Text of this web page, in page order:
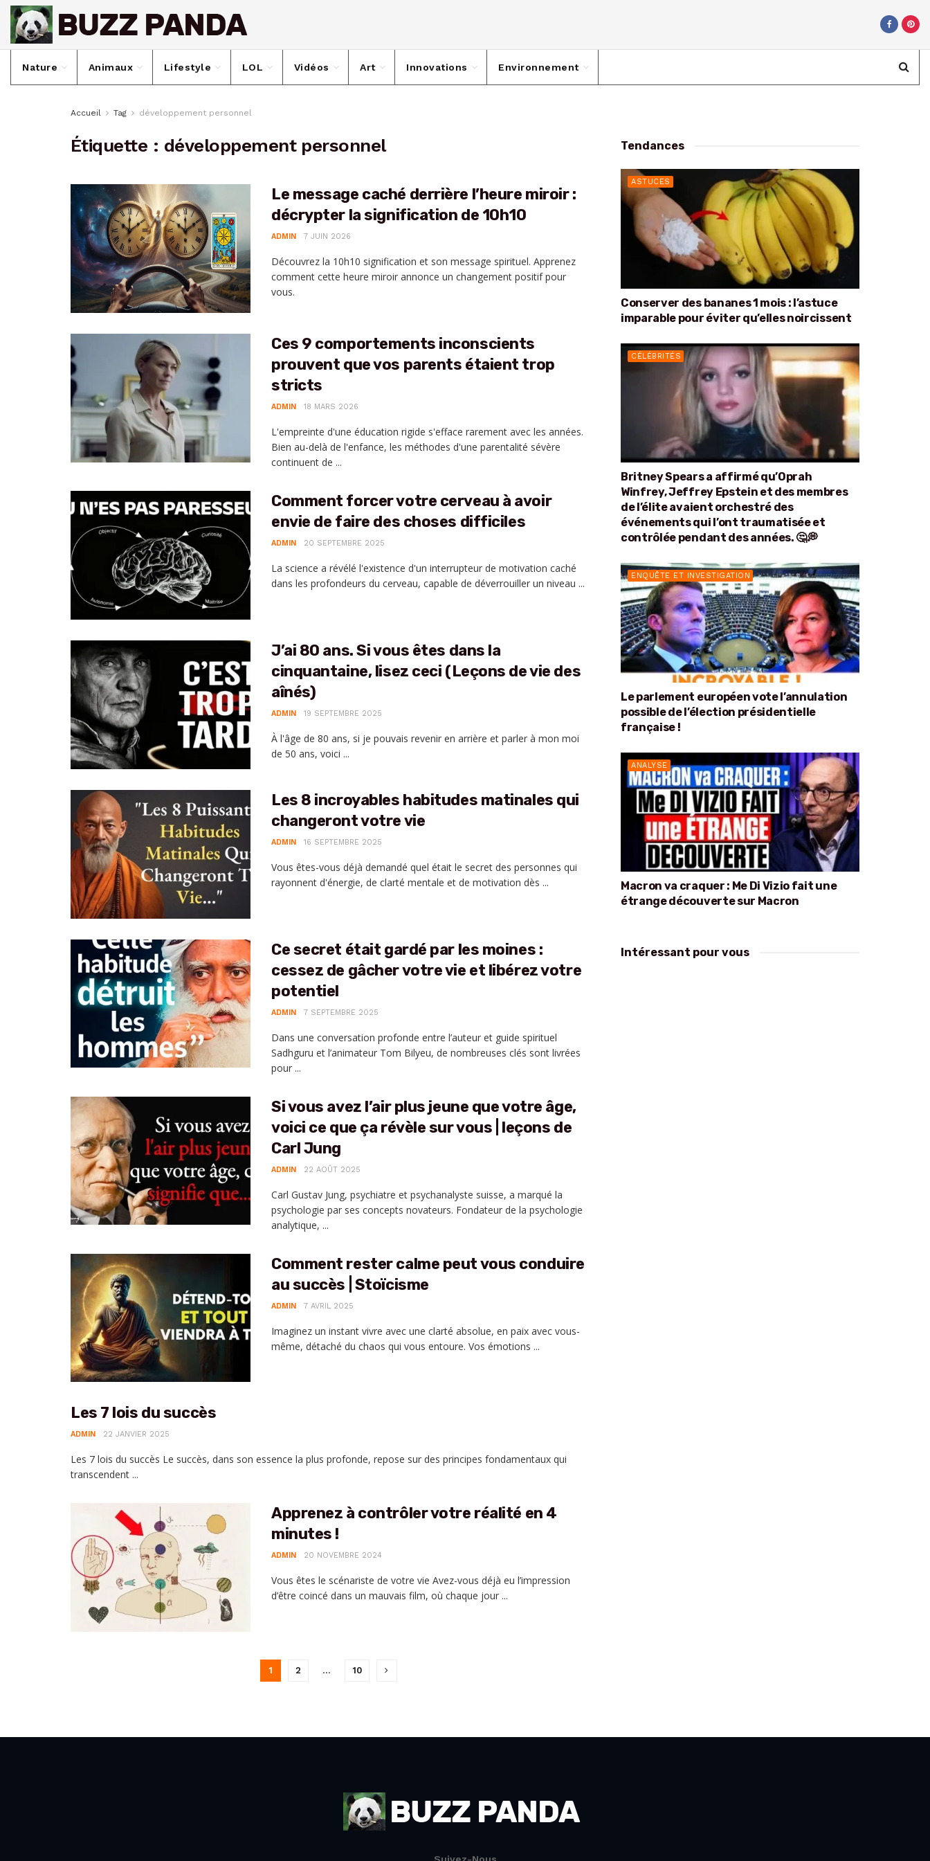
Nature Animaux Lifestyle LOL Vidéos Art Innovations Environnement
Accueil Tag développement personnel
Étiquette : développement personnel
Le message caché derrière l’heure miroir :
décrypter la signification de 10h10
ADMIN 7 JUIN 2026
Découvrez la 10h10 signification et son message spirituel. Apprenez
comment cette heure miroir annonce un changement positif pour
vous.
Ces 9 comportements inconscients
prouvent que vos parents étaient trop
stricts
ADMIN 18 MARS 2026
L'empreinte d'une éducation rigide s'efface rarement avec les années.
Bien au-delà de l'enfance, les méthodes d'une parentalité sévère
continuent de ...
Comment forcer votre cerveau à avoir
envie de faire des choses difficiles
ADMIN 20 SEPTEMBRE 2025
La science a révélé l'existence d'un interrupteur de motivation caché
dans les profondeurs du cerveau, capable de déverrouiller un niveau ...
J’ai 80 ans. Si vous êtes dans la
cinquantaine, lisez ceci (Leçons de vie des
aînés)
ADMIN 19 SEPTEMBRE 2025
À l'âge de 80 ans, si je pouvais revenir en arrière et parler à mon moi
de 50 ans, voici ...
Les 8 incroyables habitudes matinales qui
changeront votre vie
ADMIN 16 SEPTEMBRE 2025
Vous êtes-vous déjà demandé quel était le secret des personnes qui
rayonnent d'énergie, de clarté mentale et de motivation dès ...
Ce secret était gardé par les moines :
cessez de gâcher votre vie et libérez votre
potentiel
ADMIN 7 SEPTEMBRE 2025
Dans une conversation profonde entre l’auteur et guide spirituel
Sadhguru et l’animateur Tom Bilyeu, de nombreuses clés sont livrées
pour ...
Si vous avez l’air plus jeune que votre âge,
voici ce que ça révèle sur vous | leçons de
Carl Jung
ADMIN 22 AOÛT 2025
Carl Gustav Jung, psychiatre et psychanalyste suisse, a marqué la
psychologie par ses concepts novateurs. Fondateur de la psychologie
analytique, ...
Comment rester calme peut vous conduire
au succès | Stoïcisme
ADMIN 7 AVRIL 2025
Imaginez un instant vivre avec une clarté absolue, en paix avec vous-
même, détaché du chaos qui vous entoure. Vos émotions ...
Les 7 lois du succès
ADMIN 22 JANVIER 2025
Les 7 lois du succès Le succès, dans son essence la plus profonde, repose sur des principes fondamentaux qui
transcendent ...
Apprenez à contrôler votre réalité en 4
minutes !
ADMIN 20 NOVEMBRE 2024
Vous êtes le scénariste de votre vie Avez-vous déjà eu l’impression
d’être coincé dans un mauvais film, où chaque jour ...
1 2 … 10
Tendances
ASTUCES
Conserver des bananes 1 mois : l’astuce
imparable pour éviter qu’elles noircissent
CÉLÉBRITÉS
Britney Spears a affirmé qu’Oprah
Winfrey, Jeffrey Epstein et des membres
de l’élite avaient orchestré des
événements qui l’ont traumatisée et
contrôlée pendant des années. 🤔💭
ENQUÊTE ET INVESTIGATION
Le parlement européen vote l’annulation
possible de l’élection présidentielle
française !
ANALYSE
Macron va craquer : Me Di Vizio fait une
étrange découverte sur Macron
Intéressant pour vous